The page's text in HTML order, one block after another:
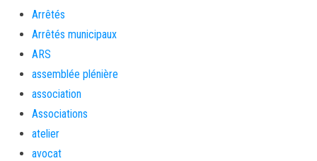
Arrêtés
Arrêtés municipaux
ARS
assemblée plénière
association
Associations
atelier
avocat